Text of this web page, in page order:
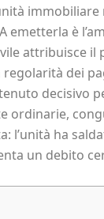
emetterla è
attribuisce
dei
decisivo
ordinarie,
l’unità ha
un debito